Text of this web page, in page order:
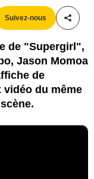
Suivez-nous
de "Supergirl",
Jason Momoa
de
du même